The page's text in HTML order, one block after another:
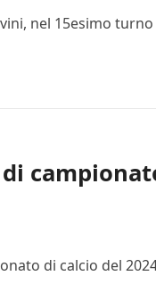
nel 15esimo
di
di calcio del